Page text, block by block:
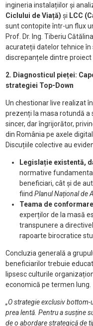
ingineria instalațiilor și
Ciclului de Viață) și LCC
sunt contopite într-un flux
Prof. Dr. Ing. Tiberiu
acurateții datelor tehnice
discrepanțele dintre proiect
2. Diagnosticul pieței:
strategiei Top-Down
Un chestionar live realizat
prezenți la masa rotundă a
sincer, dar îngrijorător,
din România pe axele
Discuțiile colective au
Legislație existentă,
normative
beneficiari, cât și de
fiind Planul Național de
Teama de
experților de la masă
transpunere a
rapoarte birocratice
Concluzia generală a
beneficiarilor trebuie
lipsesc culturile
economică pe termen lung.
„O strategie exclusiv
prea lentă. Pentru a susține
de o abordare strategică de